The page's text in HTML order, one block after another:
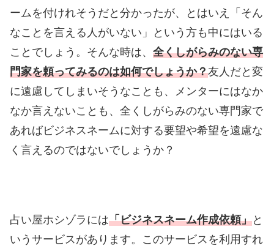
ームを付けれそうだと分かったが、とはいえ「そん
なことを言える人がいない」という方も中にはいる
ことでしょう。そんな時は、 全くしがらみのない専
門家を頼ってみるのは如何でしょうか？友人だと変
に遠慮してしまいそうなことも、メンターにはなか
なか言えないことも、全くしがらみのない専門家で
あればビジネスネームに対する要望や希望を遠慮な
く言えるのではないでしょうか？
占い屋ホシゾラには「ビジネスネーム作成依頼」と
いうサービスがあります。このサービスを利用すれ